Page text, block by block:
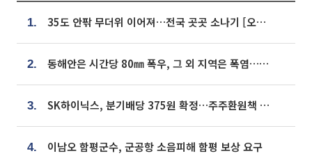
1. 35도 안팎 무더위 이어져…전국 곳곳 소나기 [오늘 날씨]
2. 동해안은 시간당 80㎜ 폭우, 그 외 지역은 폭염…‘극과 극 날씨’
3. SK하이닉스, 분기배당 375원 확정…주주환원책 9월로 앞당겨 발표
4. 이남오 함평군수, 군공항 소음피해 함평 보상 요구